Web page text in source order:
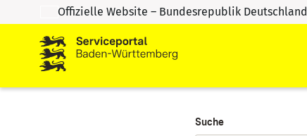
Zum Inhalt springen
Zur Suche springen
Offizielle Website – Bundesrepublik Deutschland
Suche